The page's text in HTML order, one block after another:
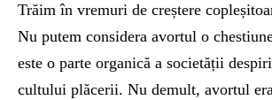
Trăim în vremuri de creștere
Nu putem considera avortul o
este o parte organică a societății
cultului plăcerii. Nu demult, avortul